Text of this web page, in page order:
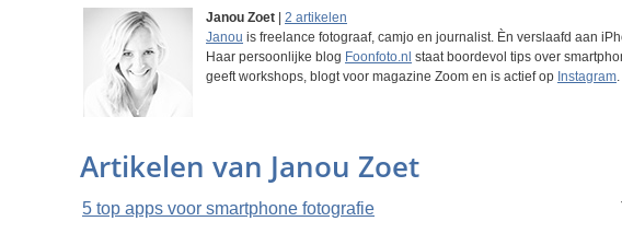
Janou Zoet
2 artikelen
Janou is freelance fotograaf, camjo en journalist. Èn verslaafd aan
Haar persoonlijke blog Foonfoto.nl staat boordevol tips over
geeft workshops, blogt voor magazine Zoom en is actief op Instagram.
Artikelen van Janou Zoet
5 top apps voor smartphone fotografie